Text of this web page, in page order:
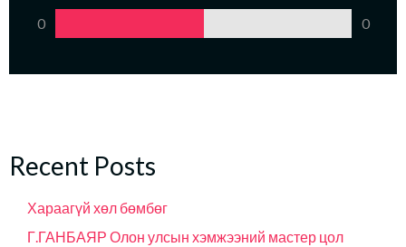
0
0
Recent Posts
Хараагүй хөл бөмбөг
Г.ГАНБАЯР Олон улсын хэмжээний мастер цол